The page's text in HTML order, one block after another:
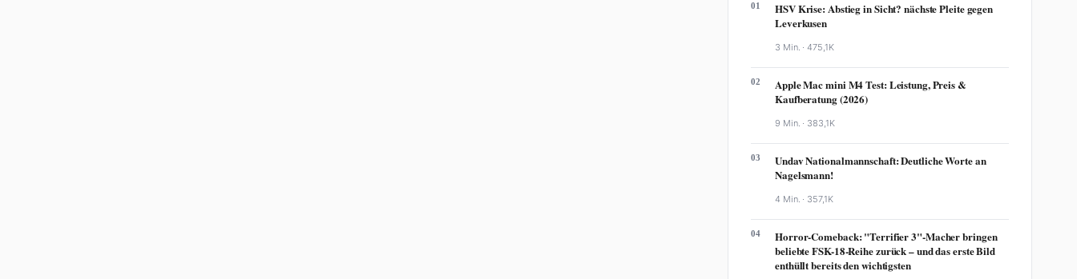
01
HSV Krise: Abstieg in Sicht? nächste Pleite gegen
Leverkusen
3 Min. ·475,1K
02
Apple Mac mini M4 Test: Leistung, Preis &
Kaufberatung (2026)
9 Min. · 383,1K
03
Undav Nationalmannschaft: Deutliche Worte an
Nagelsmann!
4 Min. · 357,1K
04
Horror-Comeback: "Terrifier 3"-Macher bringen
beliebte FSK-18-Reihe zurück – und das erste Bild
enthüllt bereits den wichtigsten